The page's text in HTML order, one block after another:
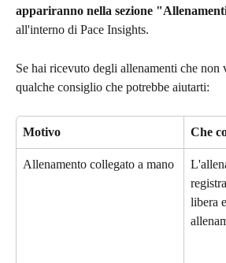
appariranno nella sezione
all'interno di Pace Insights.
Se hai ricevuto degli allenamenti che non
qualche consiglio che potrebbe aiutarti:
Motivo Che
Allenamento collegato a mano
libera